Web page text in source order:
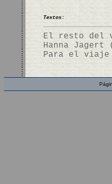
Textos:
El resto del
Hanna Jagert
Para el viaje